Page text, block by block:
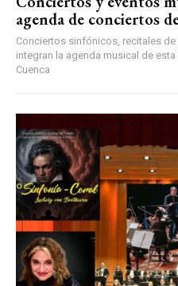
agenda de conciertos
Conciertos sinfónicos, recitales
integran la agenda musical de
Cuenca